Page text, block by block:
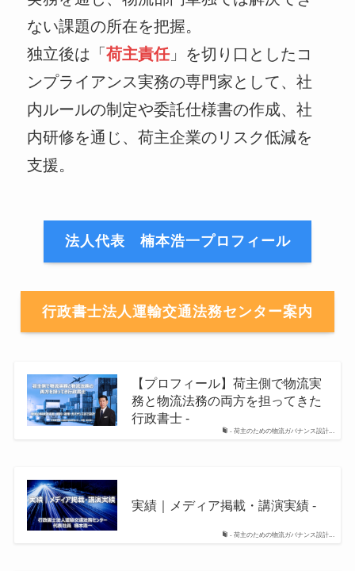
ない課題の所在を把握。
独立後は「荷主責任」を切り口としたコ
ンプライアンス実務の専門家として、社
内ルールの制定や委託仕様書の作成、社
内研修を通じ、荷主企業のリスク低減を
支援。
法人代表 楠本浩一プロフィール
行政書士法人運輸交通法務センター案内
- 荷主のための物流ガバナンス設計...
【プロフィール】荷主側で物流実
務と物流法務の両方を担ってきた
行政書士 -
- 荷主のための物流ガバナンス設計...
実績｜メディア掲載・講演実績 -